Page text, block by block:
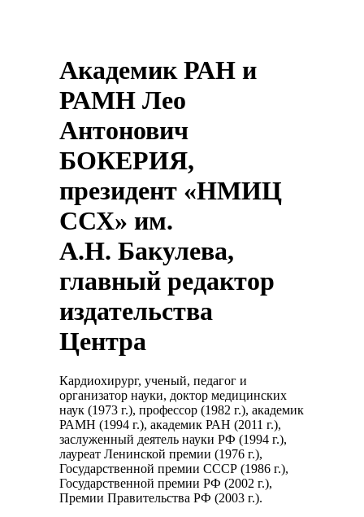
Академик РАН и
РАМН Лео
Антонович
БОКЕРИЯ,
президент «НМИЦ
ССХ» им.
А.Н. Бакулева,
главный редактор
издательства
Центра
Кардиохирург, ученый, педагог и
организатор науки, доктор медицинских
наук (1973 г.), профессор (1982 г.), академик
РАМН (1994 г.), академик РАН (2011 г.),
заслуженный деятель науки РФ (1994 г.),
лауреат Ленинской премии (1976 г.),
Государственной премии СССР (1986 г.),
Государственной премии РФ (2002 г.),
Премии Правительства РФ (2003 г.).